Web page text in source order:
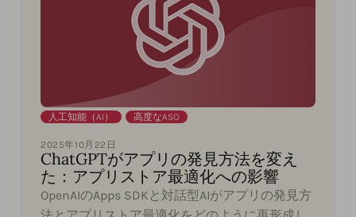
人工知能（AI） 高度なASO
2025年10月22日
ChatGPTがアプリの発見方法を変え
た：アプリストア最適化への影響
OpenAIのApps SDKと対話型AIがアプリの発見方